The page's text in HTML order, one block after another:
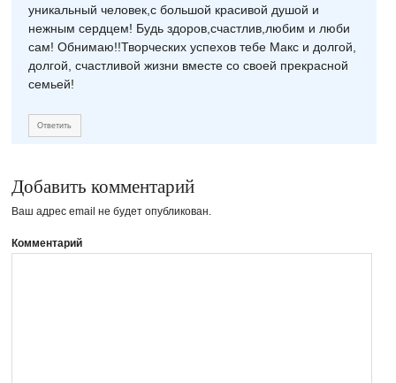
уникальный человек,с большой красивой душой и
нежным сердцем! Будь здоров,счастлив,любим и люби
сам! Обнимаю!!Творческих успехов тебе Макс и долгой,
долгой, счастливой жизни вместе со своей прекрасной
семьей!
Ответить
Добавить комментарий
Ваш адрес email не будет опубликован.
Комментарий